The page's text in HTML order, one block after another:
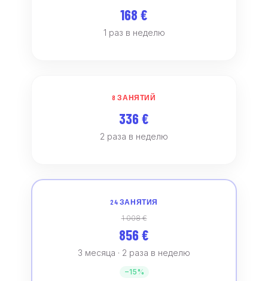
168 €
1 раз в неделю
8 ЗАНЯТИЙ
336 €
2 раза в неделю
24 ЗАНЯТИЯ
1 008 €
856 €
3 месяца · 2 раза в неделю
−15%